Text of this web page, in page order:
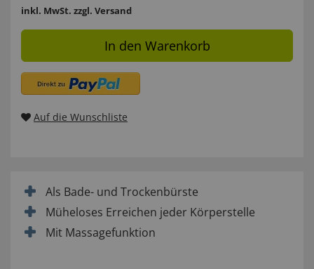
inkl. MwSt. zzgl. Versand
In den Warenkorb
Auf die Wunschliste
Als Bade- und Trockenbürste
Müheloses Erreichen jeder Körperstelle
Mit Massagefunktion